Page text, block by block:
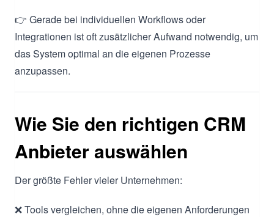
👉 Gerade bei individuellen Workflows oder
Integrationen ist oft zusätzlicher Aufwand notwendig, um
das System optimal an die eigenen Prozesse
anzupassen.
Wie Sie den richtigen CRM
Anbieter auswählen
Der größte Fehler vieler Unternehmen:
❌ Tools vergleichen, ohne die eigenen Anforderungen